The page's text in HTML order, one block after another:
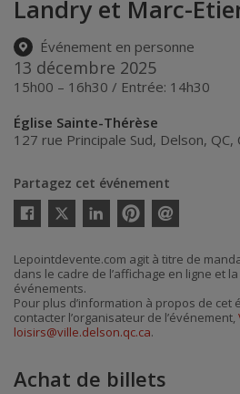
Landry et Marc-
Événement en personne
13 décembre 2025
15h00 – 16h30 / Entrée: 14h30
Église Sainte-Thérèse
127 rue Principale Sud, Delson, QC,
Partagez cet événement
Twitter
courriel
Lepointdevente.com agit à titre de
dans le cadre de l’affichage en ligne et
événements.
Pour plus d’information à propos de cet
contacter l’organisateur de l’événement,
loisirs@ville.delson.qc.ca.
Achat de billets